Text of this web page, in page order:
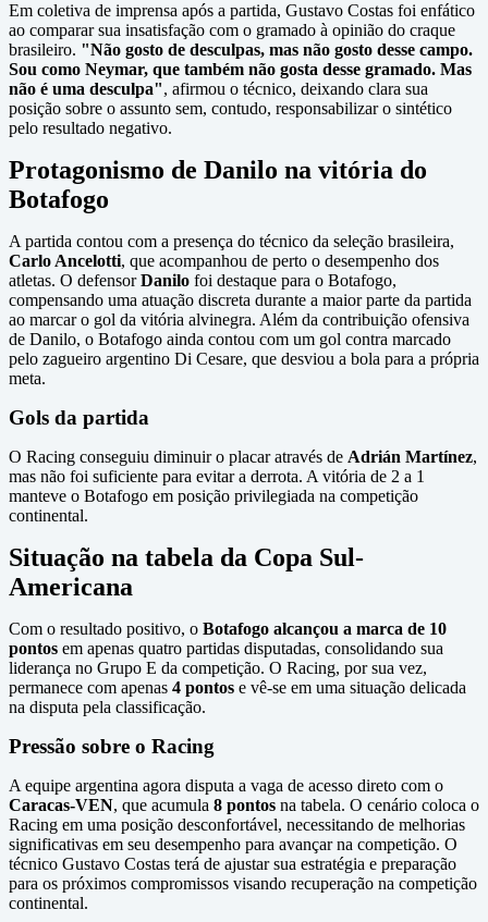
Em coletiva de imprensa após a partida, Gustavo Costas foi enfático
ao comparar sua insatisfação com o gramado à opinião do craque
brasileiro. "Não gosto de desculpas, mas não gosto desse campo.
Sou como Neymar, que também não gosta desse gramado. Mas
não é uma desculpa", afirmou o técnico, deixando clara sua
posição sobre o assunto sem, contudo, responsabilizar o sintético
pelo resultado negativo.
Protagonismo de Danilo na vitória do
Botafogo
A partida contou com a presença do técnico da seleção brasileira,
Carlo Ancelotti, que acompanhou de perto o desempenho dos
atletas. O defensorDanilo foi destaque para o Botafogo,
compensando uma atuação discreta durante a maior parte da partida
ao marcar o gol da vitória alvinegra. Além da contribuição ofensiva
de Danilo, o Botafogo ainda contou com um gol contra marcado
pelo zagueiro argentino Di Cesare, que desviou a bola para a própria
meta.
Gols da partida
O Racing conseguiu diminuir o placar através de Adrián Martínez,
mas não foi suficiente para evitar a derrota. A vitória de 2 a 1
manteve o Botafogo em posição privilegiada na competição
continental.
Situação na tabela da Copa Sul-
Americana
Com o resultado positivo, o Botafogo alcançou a marca de 10
pontos em apenas quatro partidas disputadas, consolidando sua
liderança no Grupo E da competição. O Racing, por sua vez,
permanece com apenas 4 pontos e vê-se em uma situação delicada
na disputa pela classificação.
Pressão sobre o Racing
A equipe argentina agora disputa a vaga de acesso direto com o
Caracas-VEN, que acumula 8 pontos na tabela. O cenário coloca o
Racing em uma posição desconfortável, necessitando de melhorias
significativas em seu desempenho para avançar na competição. O
técnico Gustavo Costas terá de ajustar sua estratégia e preparação
para os próximos compromissos visando recuperação na competição
continental.